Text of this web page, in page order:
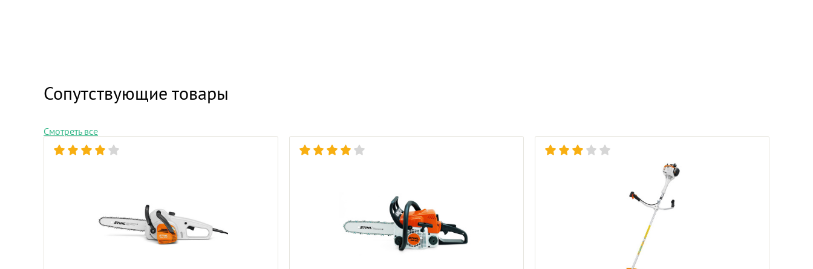
Сопутствующие товары
Смотреть все